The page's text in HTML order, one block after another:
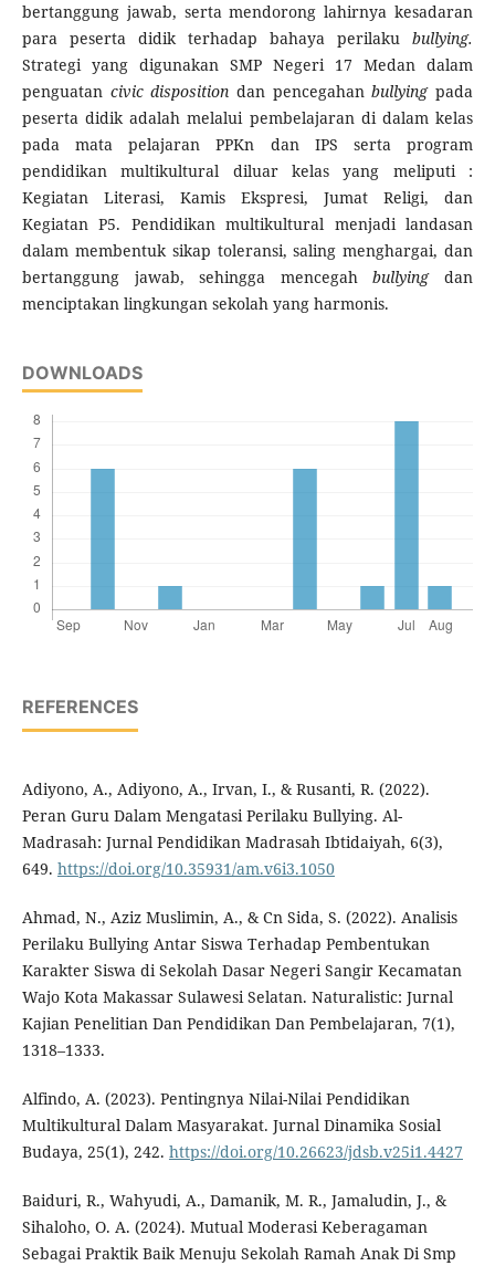
bertanggung jawab, serta mendorong lahirnya kesadaran
para peserta didik terhadap bahaya perilakubullying.
Strategi yang digunakan SMP Negeri 17 Medan dalam
penguatan civic dispositiondan pencegahanbullyingpada
peserta didik adalah melalui pembelajaran di dalam kelas
pada mata pelajaran PPKn dan IPS serta program
pendidikan multikultural diluar kelas yang meliputi :
Kegiatan Literasi, Kamis Ekspresi, Jumat Religi, dan
Kegiatan P5. Pendidikan multikultural menjadi landasan
dalam membentuk sikap toleransi, saling menghargai, dan
bertanggung jawab, sehingga mencegahbullyingdan
menciptakan lingkungan sekolah yang harmonis.
DOWNLOADS
REFERENCES
Adiyono, A., Adiyono, A., Irvan, I., & Rusanti, R. (2022).
Peran Guru Dalam Mengatasi Perilaku Bullying. Al-
Madrasah: Jurnal Pendidikan Madrasah Ibtidaiyah, 6(3),
649. https://doi.org/10.35931/am.v6i3.1050
Ahmad, N., Aziz Muslimin, A., & Cn Sida, S. (2022). Analisis
Perilaku Bullying Antar Siswa Terhadap Pembentukan
Karakter Siswa di Sekolah Dasar Negeri Sangir Kecamatan
Wajo Kota Makassar Sulawesi Selatan. Naturalistic: Jurnal
Kajian Penelitian Dan Pendidikan Dan Pembelajaran, 7(1),
1318–1333.
Alfindo, A. (2023). Pentingnya Nilai-Nilai Pendidikan
Multikultural Dalam Masyarakat. Jurnal Dinamika Sosial
Budaya, 25(1), 242. https://doi.org/10.26623/jdsb.v25i1.4427
Baiduri, R., Wahyudi, A., Damanik, M. R., Jamaludin, J., &
Sihaloho, O. A. (2024). Mutual Moderasi Keberagaman
Sebagai Praktik Baik Menuju Sekolah Ramah Anak Di Smp